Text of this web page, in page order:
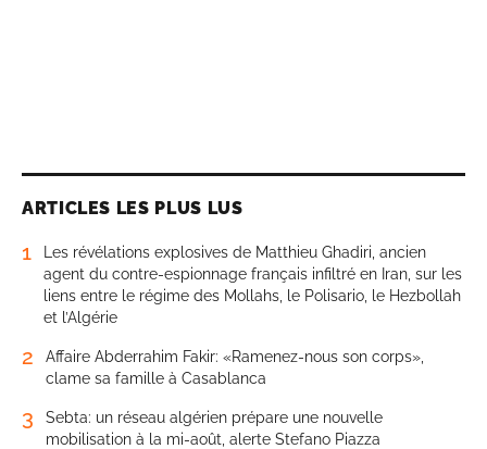
ARTICLES LES PLUS LUS
1
Les révélations explosives de Matthieu Ghadiri, ancien
agent du contre-espionnage français infiltré en Iran, sur les
liens entre le régime des Mollahs, le Polisario, le Hezbollah
et l’Algérie
2
Affaire Abderrahim Fakir: «Ramenez-nous son corps»,
clame sa famille à Casablanca
3
Sebta: un réseau algérien prépare une nouvelle
mobilisation à la mi-août, alerte Stefano Piazza